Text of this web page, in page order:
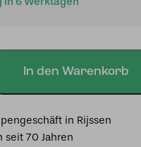
In den Warenkorb
in Rijssen
seit 70 Jahren